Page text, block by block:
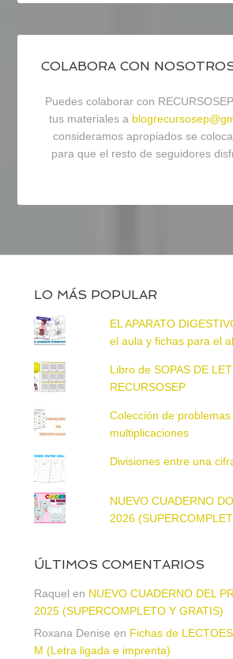
COLABORA CON
Puedes colaborar con
tus materiales a
consideramos apropiados se
para que el resto de seguidores
LO MÁS POPULAR
EL APARATO
el aula y fichas para el
Libro de SOPAS DE
RECURSOSEP
Colección de problemas
multiplicaciones
Divisiones entre una
NUEVO CUADERNO
2026
ÚLTIMOS COMENTARIOS
Raquel en NUEVO CUADERNO DEL
2025 (SUPERCOMPLETO Y GRATIS)
Roxana Denise en Fichas de
M (Letra ligada e imprenta)